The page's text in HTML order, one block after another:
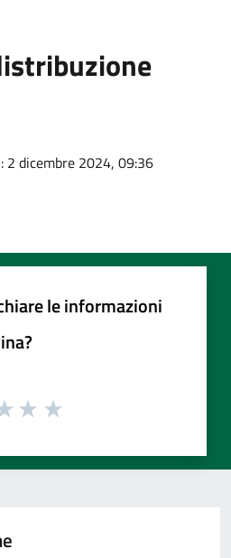
: 2 dicembre 2024, 09:36
le informazioni